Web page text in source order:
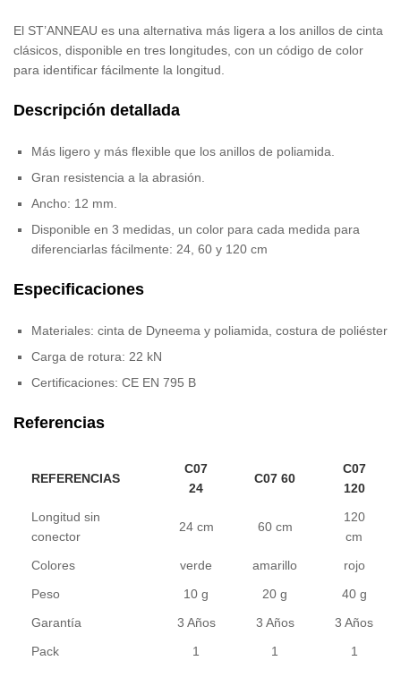
El ST’ANNEAU es una alternativa más ligera a los anillos de cinta
clásicos, disponible en tres longitudes, con un código de color
para identificar fácilmente la longitud.
Descripción detallada
Más ligero y más flexible que los anillos de poliamida.
Gran resistencia a la abrasión.
Ancho: 12 mm.
Disponible en 3 medidas, un color para cada medida para
diferenciarlas fácilmente: 24, 60 y 120 cm
Especificaciones
Materiales: cinta de Dyneema y poliamida, costura de poliéster
Carga de rotura: 22 kN
Certificaciones: CE EN 795 B
Referencias
REFERENCIAS
C07
24
C07 60
C07
120
Longitud sin
conector
24 cm 60 cm
120
cm
Colores
verde amarillo
rojo
Peso
10 g 20 g
40 g
Garantía
3 Años 3 Años
3 Años
Pack
1 1 1